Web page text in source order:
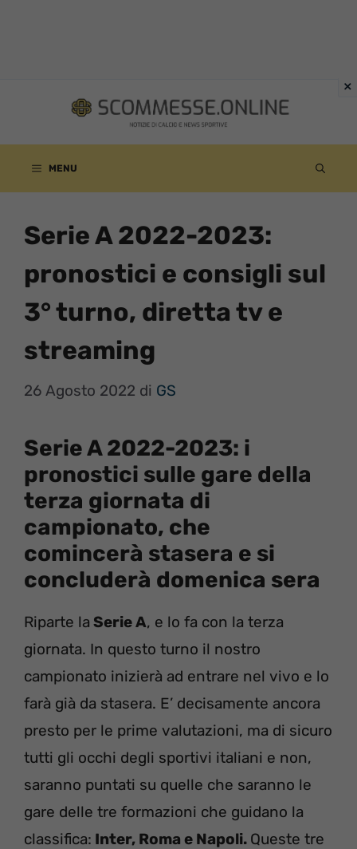
contenuto
MENU
Serie A 2022-2023:
pronostici e consigli sul
3° turno, diretta tv e
streaming
26 Agosto 2022 di GS
Serie A 2022-2023: i
pronostici sulle gare della
terza giornata di
campionato, che
comincerà stasera e si
concluderà domenica sera
Riparte la Serie A, e lo fa con la terza
giornata. In questo turno il nostro
campionato inizierà ad entrare nel vivo e lo
farà già da stasera. E’ decisamente ancora
presto per le prime valutazioni, ma di sicuro
tutti gli occhi degli sportivi italiani e non,
saranno puntati su quelle che saranno le
gare delle tre formazioni che guidano la
classifica: Inter, Roma e Napoli. Queste tre